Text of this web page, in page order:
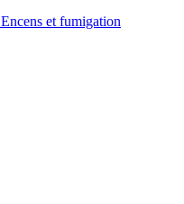
Encens et fumigation